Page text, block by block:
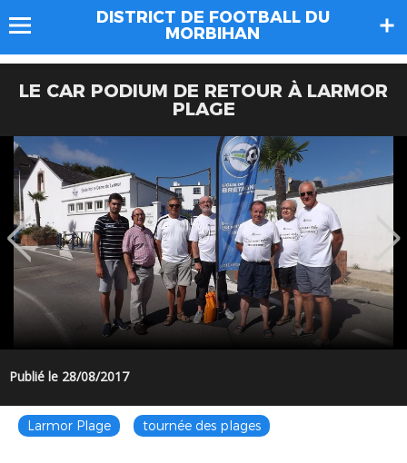
DISTRICT DE FOOTBALL DU
MORBIHAN
LE CAR PODIUM DE RETOUR À LARMOR
PLAGE
Publié le 28/08/2017
Larmor Plage tournée des plages